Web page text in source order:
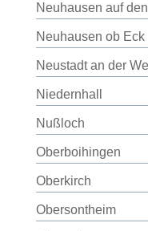
Neuhausen auf
Neuhausen ob Eck
Neustadt an der
Niedernhall
Nußloch
Oberboihingen
Oberkirch
Obersontheim